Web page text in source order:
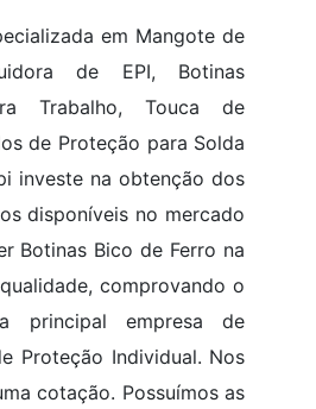
em Mangote de
de EPI, Botinas
Trabalho, Touca de
de Proteção para Solda
investe na obtenção dos
disponíveis no mercado
Botinas Bico de Ferro na
comprovando o
empresa de
Proteção Individual. Nos
cotação. Possuímos as